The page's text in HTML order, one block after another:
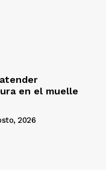
en el muelle
2026